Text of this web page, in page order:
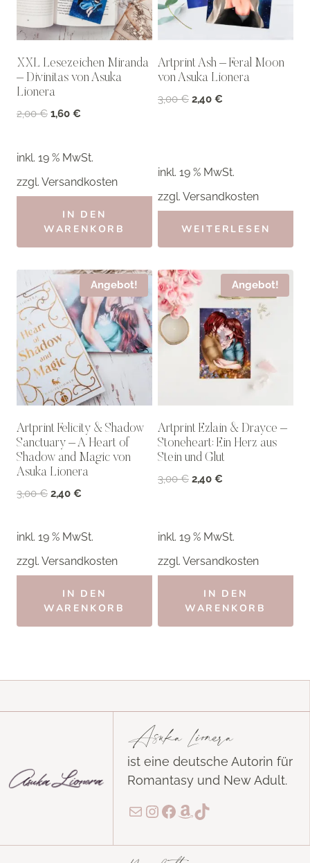
XXL Lesezeichen Miranda
– Divinitas von Asuka
Lionera
2,00€ Ursprünglicher
2,00 €
1,60 €
1,60 €.
inkl. 19 % MwSt.
zzgl. Versandkosten
IN DEN
WARENKORB
Artprint Ash – Feral Moon
von Asuka Lionera
3,00€ Ursprünglicher
2,40 €
inkl. 19 % MwSt.
zzgl. Versandkosten
WEITERLESEN
Angebot!
Artprint Felicity & Shadow
Sanctuary – A Heart of
Shadow and Magic von
Asuka Lionera
3,00€ Ursprünglicher
3,00 €
2,40 €
2,40 €.
inkl. 19 % MwSt.
zzgl. Versandkosten
IN DEN
WARENKORB
Angebot!
Artprint Ezlain & Drayce –
Stoneheart: Ein Herz aus
Stein und Glut
3,00€ Ursprünglicher
2,40 €
inkl. 19 % MwSt.
zzgl. Versandkosten
IN DEN
WARENKORB
Asuka Lionera
ist eine deutsche Autorin für
Romantasy und New Adult.
E-MailInstagram
Facebook
Amazon
TikTok